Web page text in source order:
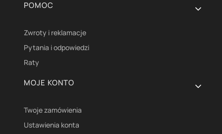
Linki w stopce
POMOC
Zwroty i reklamacje
Pytania i odpowiedzi
Raty
MOJE KONTO
Twoje zamówienia
Ustawienia konta